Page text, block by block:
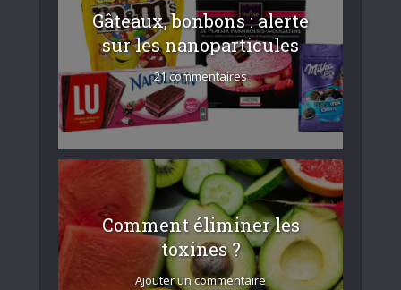
Gâteaux, bonbons : alerte
sur les nanoparticules
21 commentaires
Comment éliminer les
toxines ?
Ajouter un commentaire